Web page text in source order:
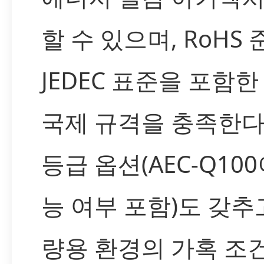
할 수 있으며, RoHS
JEDEC 표준을 포함
국제 규격을 충족한
등급 옵션(AEC-
능 여부 포함)도 갖추
량용 환경의 가혹 조